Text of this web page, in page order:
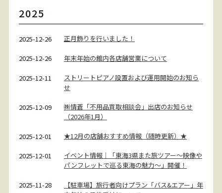
2025
2025-12-26 正月飾りを行いました！
2025-12-26 年末年始の館内各店舗営業について
2025-12-11
ストリートピアノ設置および運用開始のお知ら
せ
2025-12-09
㈱情蒼「不用品買取相談会」出店のお知らせ
（2026年1月）
2025-12-01 ★12月の店舗おすすめ情報（随時更新）★
2025-12-01
イベント情報｜「東海3県また旅ツアー～映像や
パンフレットで巡る東海の魅力～」開催！
2025-11-28
【駐車場】旅行者向けプラン「バス&エアー」年